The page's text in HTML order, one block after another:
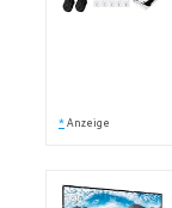
* Anzeige